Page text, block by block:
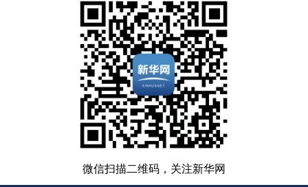
微信扫描二维码，关注新华网